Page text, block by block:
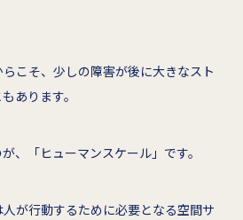
こそ、少しの障害が後に大きなスト
あります。
、「ヒューマンスケール」です。
が行動するために必要となる空間サ